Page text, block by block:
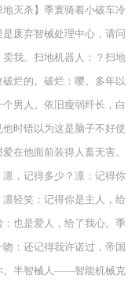
杀】季寰骑着小破车冷
废弃智械处理中心，请问
我。扫地机器人：？扫地
烂的。破烂：嘤。多年以
男人。依旧瘦弱纤长，白
时错以为这是脑子不好使
在他面前装得人畜无害。
，记得多少？凛：记得你
轻笑：记得你是主人，给
也是爱人，给了我心。季
：还记得我许诺过，帝国
。半智械人——智能机械克